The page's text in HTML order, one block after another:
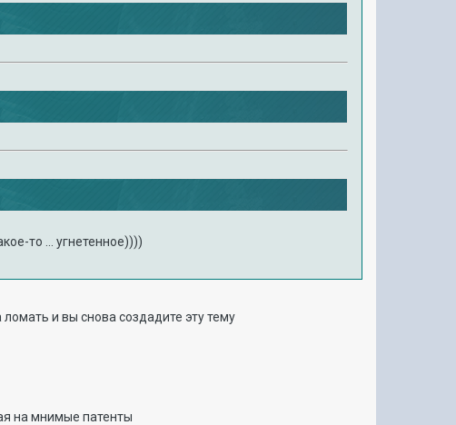
то ... угнетенное))))
и вы снова создадите эту тему
на мнимые патенты